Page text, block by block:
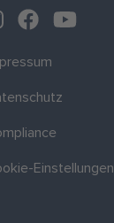
Einstellungen